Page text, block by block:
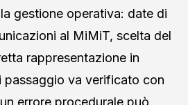
gestione operativa: date di
al MiMiT, scelta del
rappresentazione in
passaggio va verificato con
errore procedurale può